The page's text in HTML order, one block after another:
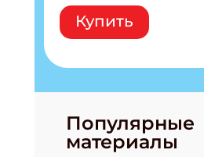
Купить
Популярные
материалы